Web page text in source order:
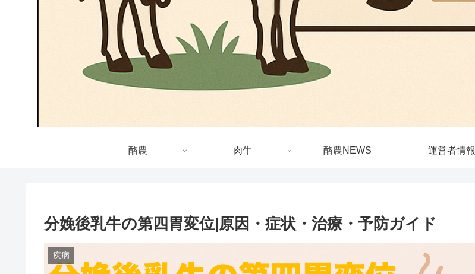
酪農 肉牛 酪農NEWS 運営者情報
分娩後乳牛の第四胃変位|原因・症状・治療・予防ガイド
疾病